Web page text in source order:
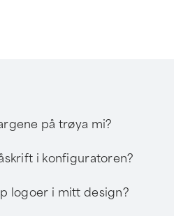
på trøya mi?
i konfiguratoren?
logoer i mitt design?